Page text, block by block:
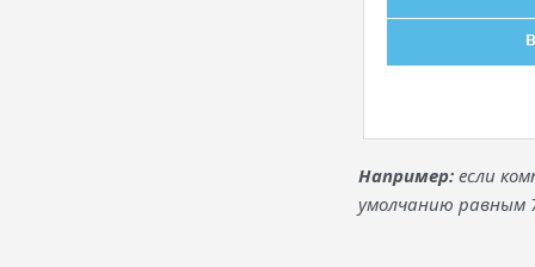
Например: если
умолчанию равным